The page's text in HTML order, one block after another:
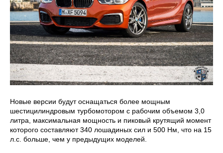
Новые версии будут оснащаться более мощным
шестицилиндровым турбомотором с рабочим объемом 3,0
литра, максимальная мощность и пиковый крутящий момент
которого составляют 340 лошадиных сил и 500 Нм, что на 15
л.с. больше, чем у предыдущих моделей.